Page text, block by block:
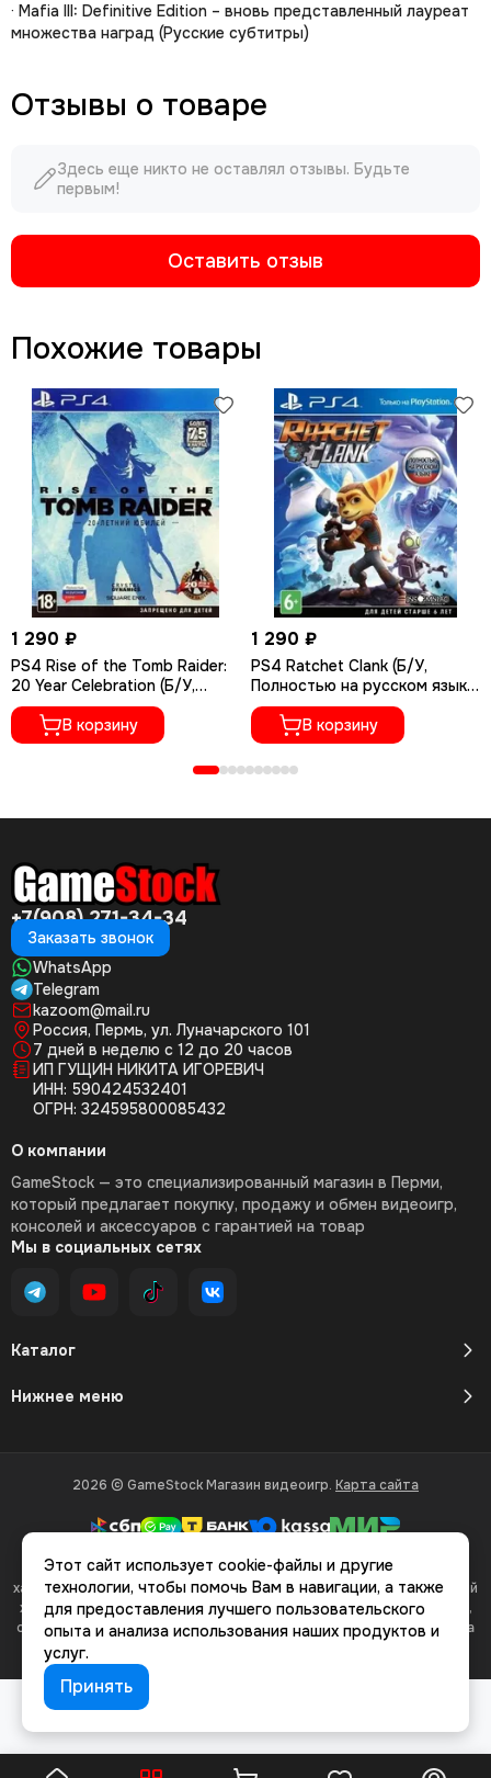
· Mafia III: Definitive Edition – вновь представленный лауреат
множества наград (Русские субтитры)
Отзывы о товаре
Здесь еще никто не оставлял отзывы. Будьте
первым!
Оставить отзыв
Похожие товары
1 290 ₽
PS4 Rise of the Tomb Raider:
20 Year Celebration (Б/У,
Полностью на русском языке,
CUSA-05716)
В корзину
1 290 ₽
PS4 Ratchet Сlank (Б/У,
Полностью на русском языке,
CUSA-01073)
В корзину
+7(908) 271-34-34
Заказать звонок
WhatsApp
Telegram
kazoom@mail.ru
Россия, Пермь, ул. Луначарского 101
7 дней в неделю с 12 до 20 часов
ИП ГУЩИН НИКИТА ИГОРЕВИЧ
ИНН: 590424532401
ОГРН: 324595800085432
Каталог
Нижнее меню
О компании
GameStock — это специализированный магазин в Перми,
который предлагает покупку, продажу и обмен видеоигр,
консолей и аксессуаров с гарантией на товар
Мы в социальных сетях
2026 © GameStock Магазин видеоигр. Карта сайта
Вся представленная на сайте информация, касающаяся
характеристик, стоимости товаров и услуг, носит информационный
характер и ни при каких условиях не является публичной офертой,
определяемой положениями Статьи 437(2) Гражданского кодекса
Этот сайт использует cookie-файлы и другие
технологии, чтобы помочь Вам в навигации, а также
для предоставления лучшего пользовательского
опыта и анализа использования наших продуктов и
услуг.
Принять